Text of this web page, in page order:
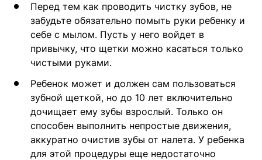
Перед тем как проводить чистку зубов, не
забудьте обязательно помыть руки ребенку и
себе с мылом. Пусть у него войдет в
привычку, что щетки можно касаться только
чистыми руками.
Ребенок может и должен сам пользоваться
зубной щеткой, но до 10 лет включительно
дочищает ему зубы взрослый. Только он
способен выполнить непростые движения,
аккуратно очистив зубы от налета. У ребенка
для этой процедуры еще недостаточно